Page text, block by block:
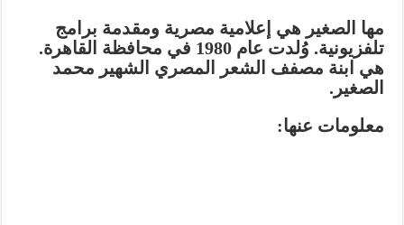
مها الصغير هي إعلامية مصرية ومقدمة برامج
تلفزيونية. وُلدت عام 1980 في محافظة القاهرة.
هي ابنة مصفف الشعر المصري الشهير محمد
الصغير.
معلومات عنها: